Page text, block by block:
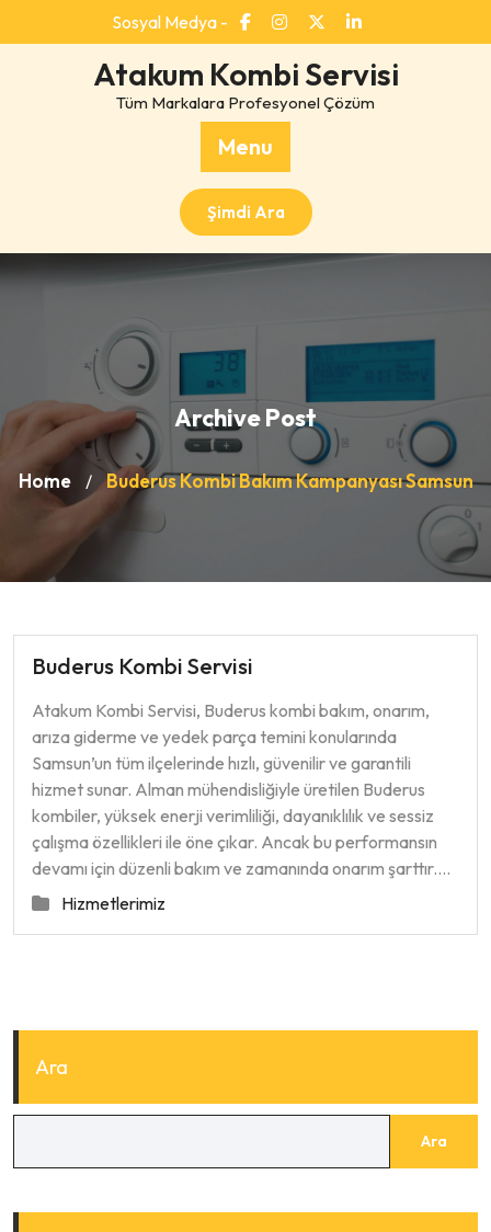
to
Sosyal Medya -
Atakum Kombi Servisi
Tüm Markalara Profesyonel Çözüm
Menu
Şimdi Ara
Archive Post
Home / Buderus Kombi Bakım Kampanyası Samsun
Buderus Kombi Servisi
Atakum Kombi Servisi, Buderus kombi bakım, onarım,
arıza giderme ve yedek parça temini konularında
Samsun’un tüm ilçelerinde hızlı, güvenilir ve garantili
hizmet sunar. Alman mühendisliğiyle üretilen Buderus
kombiler, yüksek enerji verimliliği, dayanıklılık ve sessiz
çalışma özellikleri ile öne çıkar. Ancak bu performansın
devamı için düzenli bakım ve zamanında onarım şarttır.…
Hizmetlerimiz
Ara
Ara